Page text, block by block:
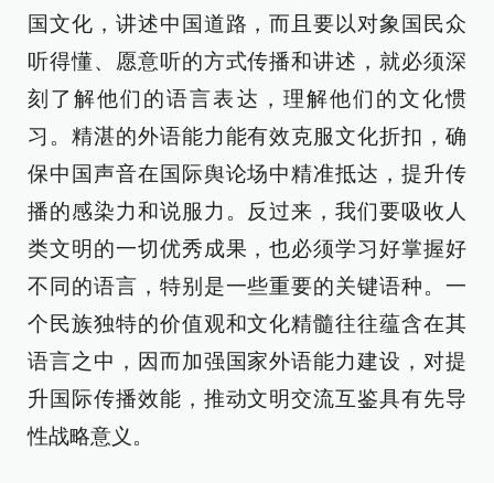
国文化，讲述中国道路，而且要以对象国民众
听得懂、愿意听的方式传播和讲述，就必须深
刻了解他们的语言表达，理解他们的文化惯
习。精湛的外语能力能有效克服文化折扣，确
保中国声音在国际舆论场中精准抵达，提升传
播的感染力和说服力。反过来，我们要吸收人
类文明的一切优秀成果，也必须学习好掌握好
不同的语言，特别是一些重要的关键语种。一
个民族独特的价值观和文化精髓往往蕴含在其
语言之中，因而加强国家外语能力建设，对提
升国际传播效能，推动文明交流互鉴具有先导
性战略意义。